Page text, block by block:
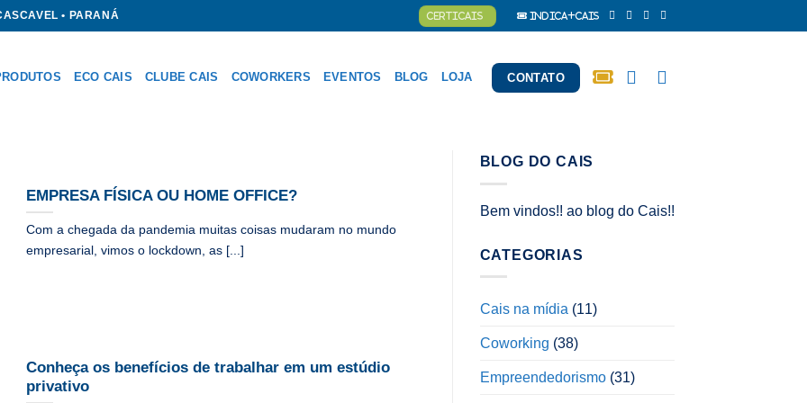
• PARANÁ CERTICAIS Indica+Cais
ECO CAIS CLUBE CAIS COWORKERS EVENTOS BLOG LOJA CONTATO
EMPRESA FÍSICA OU HOME OFFICE?
Com a chegada da pandemia muitas coisas mudaram no mundo
empresarial, vimos o lockdown, as [...]
Conheça os benefícios de trabalhar em um estúdio
privativo
BLOG DO CAIS
Bem vindos!! ao blog do Cais!!
CATEGORIAS
Cais na mídia (11)
Coworking (38)
Empreendedorismo(31)